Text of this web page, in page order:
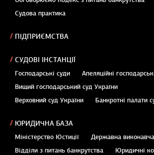
Судова практика
ПІДПРИЄМСТВА
СУДОВІ ІНСТАНЦІЇ
Господарські суди
Апеляційні
Вищий господарський суд України
Верховний суд України
Банкротні палати
ЮРИДИЧНА БАЗА
Міністерство Юстиції
Державна
Відділи з питань банкрутства
Юридичні